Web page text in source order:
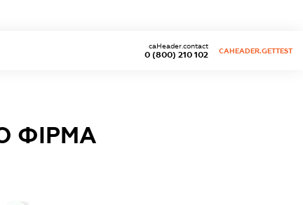
0 (800) 210 102
caHeader.contact
CAHEADER.GETTEST
ФІРМА